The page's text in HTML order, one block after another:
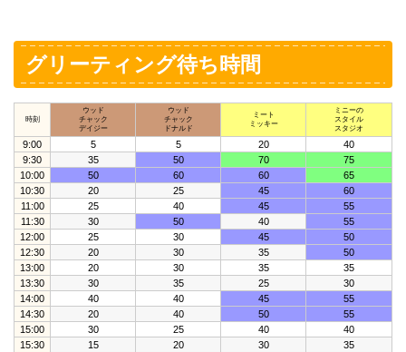
グリーティング待ち時間
時刻
ウッド
チャック
デイジー
ウッド
チャック
ドナルド
ミート
ミッキー
ミニーの
スタイル
スタジオ
9:00 5 5 20
40
9:30
35 50 70
75
10:00
50 60 60
65
10:30
20 25 45
60
11:00
25 40 45
55
11:30
30 50 40
55
12:00
25 30 45
50
12:30
20 30 35
50
13:00
20 30 35
35
13:30
30 35 25
30
14:00
40 40 45
55
14:30
20 40 50
55
15:00
30 25 40
40
15:30
15 20 30
35